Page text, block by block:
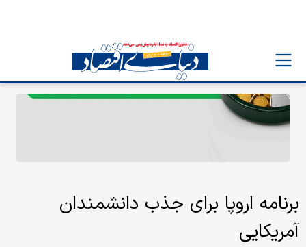
برنامه اروپا برای جذب دانشمندان
آمریکایی